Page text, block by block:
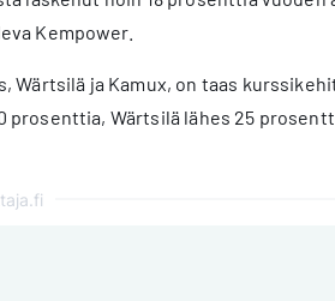
Kempower.
Wärtsilä ja Kamux, on taas
Wärtsilä lähes 25